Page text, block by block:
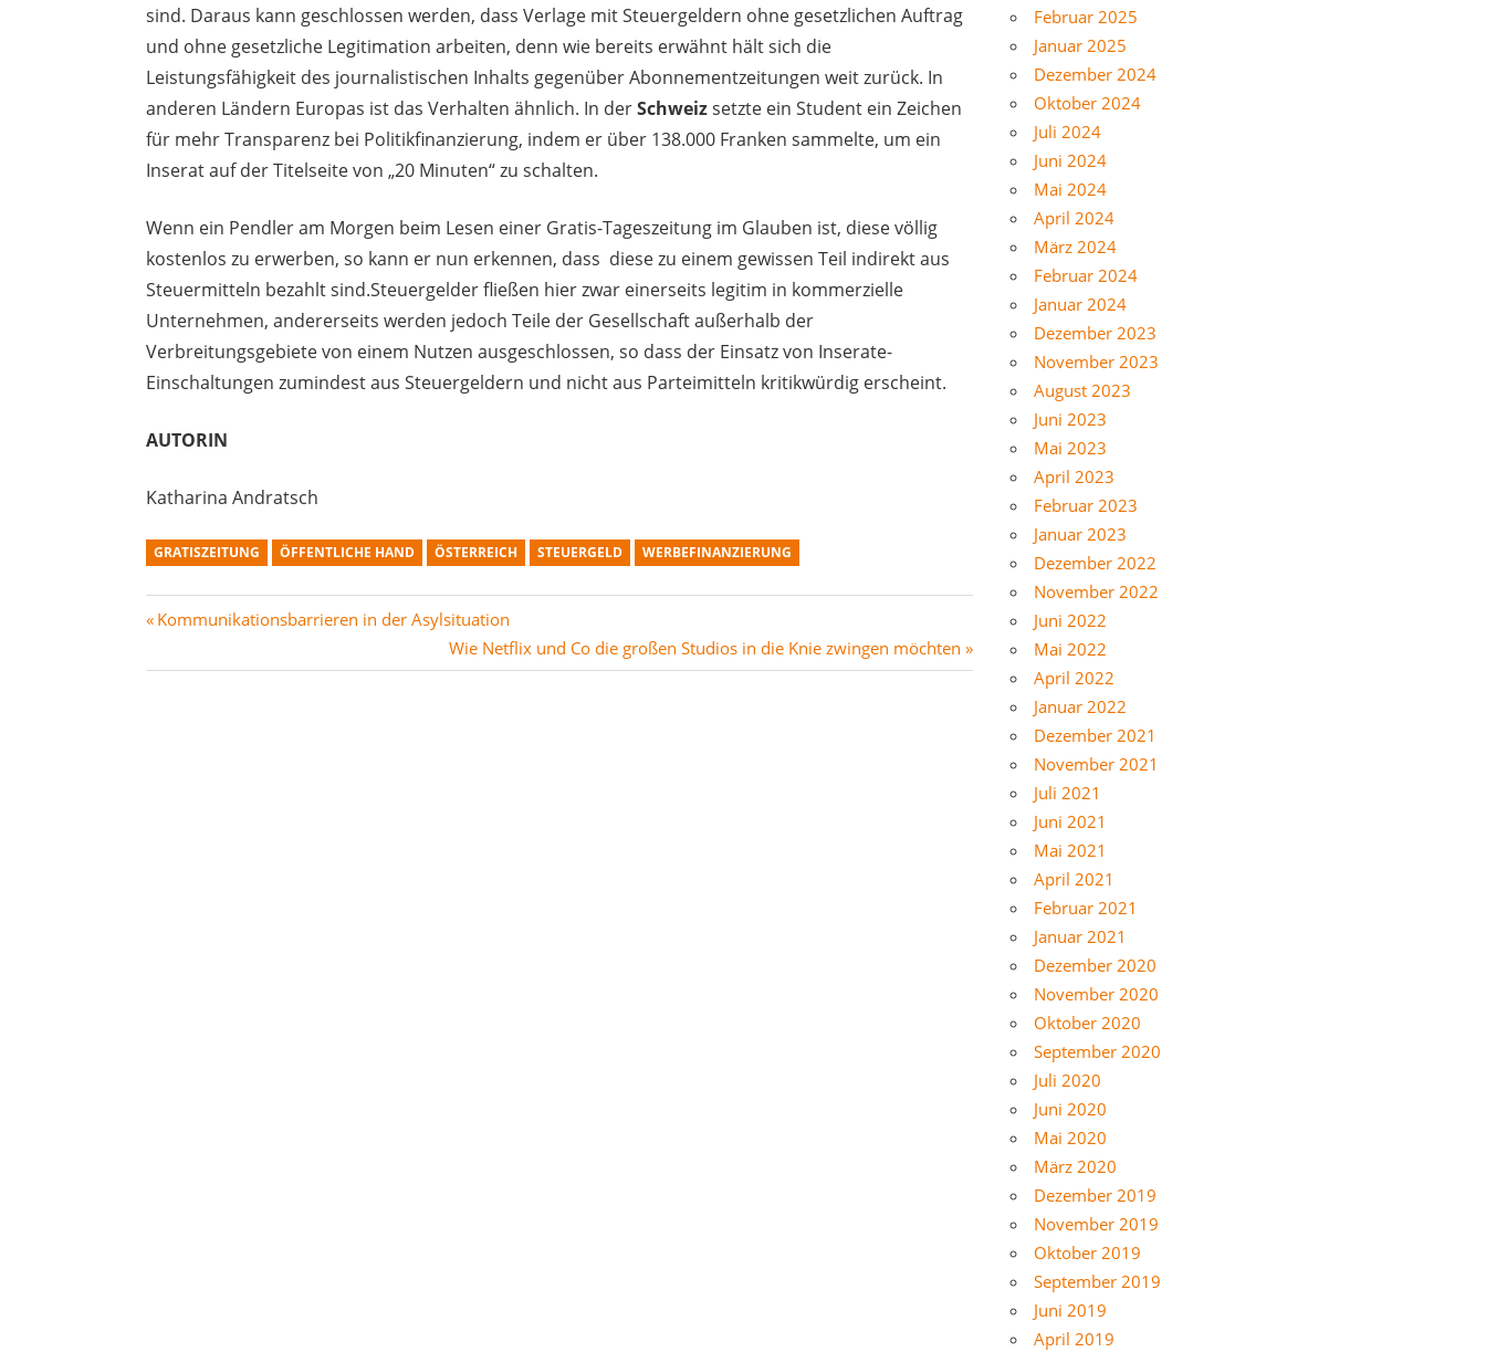
sind. Daraus kann geschlossen werden, dass Verlage mit Steuergeldern ohne gesetzlichen Auftrag
und ohne gesetzliche Legitimation arbeiten, denn wie bereits erwähnt hält sich die
Leistungsfähigkeit des journalistischen Inhalts gegenüber Abonnementzeitungen weit zurück. In
anderen Ländern Europas ist das Verhalten ähnlich. In derSchweizsetzte ein Student ein Zeichen
für mehr Transparenz bei Politikfinanzierung, indem er über 138.000 Franken sammelte, um ein
Inserat auf der Titelseite von „20 Minuten“ zu schalten.
Wenn ein Pendler am Morgen beim Lesen einer Gratis-Tageszeitung im Glauben ist, diese völlig
kostenlos zu erwerben, so kann er nun erkennen, dass diese zu einem gewissen Teil indirekt aus
Steuermitteln bezahlt sind.Steuergelder fließen hier zwar einerseits legitim in kommerzielle
Unternehmen, andererseits werden jedoch Teile der Gesellschaft außerhalb der
Verbreitungsgebiete von einem Nutzen ausgeschlossen, so dass der Einsatz von Inserate-
Einschaltungen zumindest aus Steuergeldern und nicht aus Parteimitteln kritikwürdig erscheint.
AUTORIN
Katharina Andratsch
GRATISZEITUNG ÖFFENTLICHE HAND ÖSTERREICH STEUERGELD WERBEFINANZIERUNG
Beitragsnavigation
Vorheriger
Kommunikationsbarrieren in der Asylsituation
Nächster
Beitrag:
Wie Netflix und Co die großen Studios in die Knie zwingen möchten
Februar 2025
Januar 2025
Dezember 2024
Oktober 2024
Juli 2024
Juni 2024
Mai 2024
April 2024
März 2024
Februar 2024
Januar 2024
Dezember 2023
November 2023
August 2023
Juni 2023
Mai 2023
April 2023
Februar 2023
Januar 2023
Dezember 2022
November 2022
Juni 2022
Mai 2022
April 2022
Januar 2022
Dezember 2021
November 2021
Juli 2021
Juni 2021
Mai 2021
April 2021
Februar 2021
Januar 2021
Dezember 2020
November 2020
Oktober 2020
September 2020
Juli 2020
Juni 2020
Mai 2020
März 2020
Dezember 2019
November 2019
Oktober 2019
September 2019
Juni 2019
April 2019